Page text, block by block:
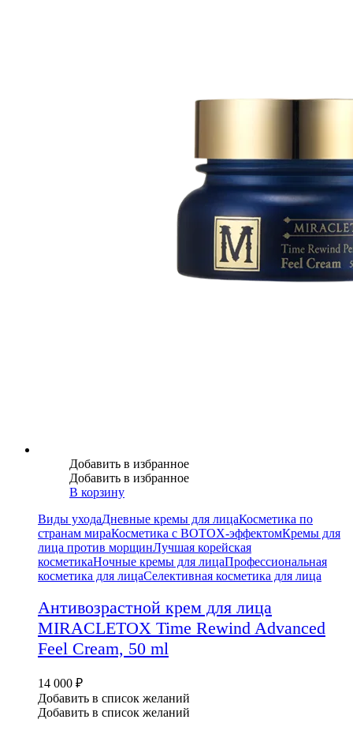
Добавить в избранное
Добавить в избранное
В корзину
Виды уходаДневные кремы для лицаКосметика по
странам мираКосметика с BOTOX-эффектомКремы для
лица против морщинЛучшая корейская
косметикаНочные кремы для лицаПрофессиональная
косметика для лицаСелективная косметика для лица
Антивозрастной крем для лица
MIRACLETOX Time Rewind Advanced
Feel Cream, 50 ml
14 000 ₽
Добавить в список желаний
Добавить в список желаний